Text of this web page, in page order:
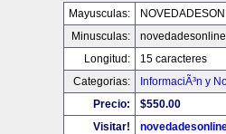
Mayusculas:
Minusculas:
Longitud:
15 caracteres
Categorias:
InformaciÃ³n y
Precio:
$550.00
Visitar!